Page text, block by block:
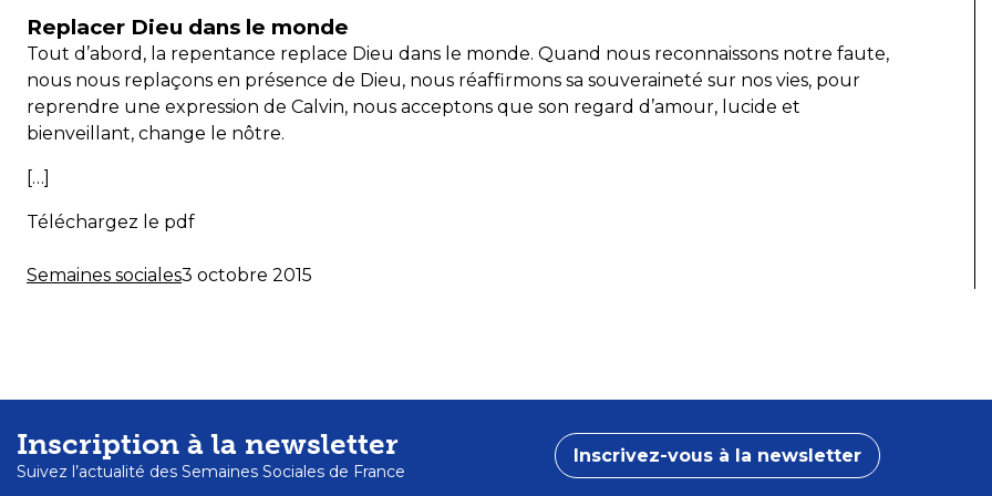
Replacer Dieu dans le monde
Tout d’abord, la repentance replace Dieu dans le monde. Quand nous reconnaissons notre faute,
nous nous replaçons en présence de Dieu, nous réaffirmons sa souveraineté sur nos vies, pour
reprendre une expression de Calvin, nous acceptons que son regard d’amour, lucide et
bienveillant, change le nôtre.
[…]
Téléchargez le pdf
Semaines sociales3 octobre 2015
Inscription à la newsletter
Suivez l’actualité des Semaines Sociales de France
Inscrivez-vous à la newsletter